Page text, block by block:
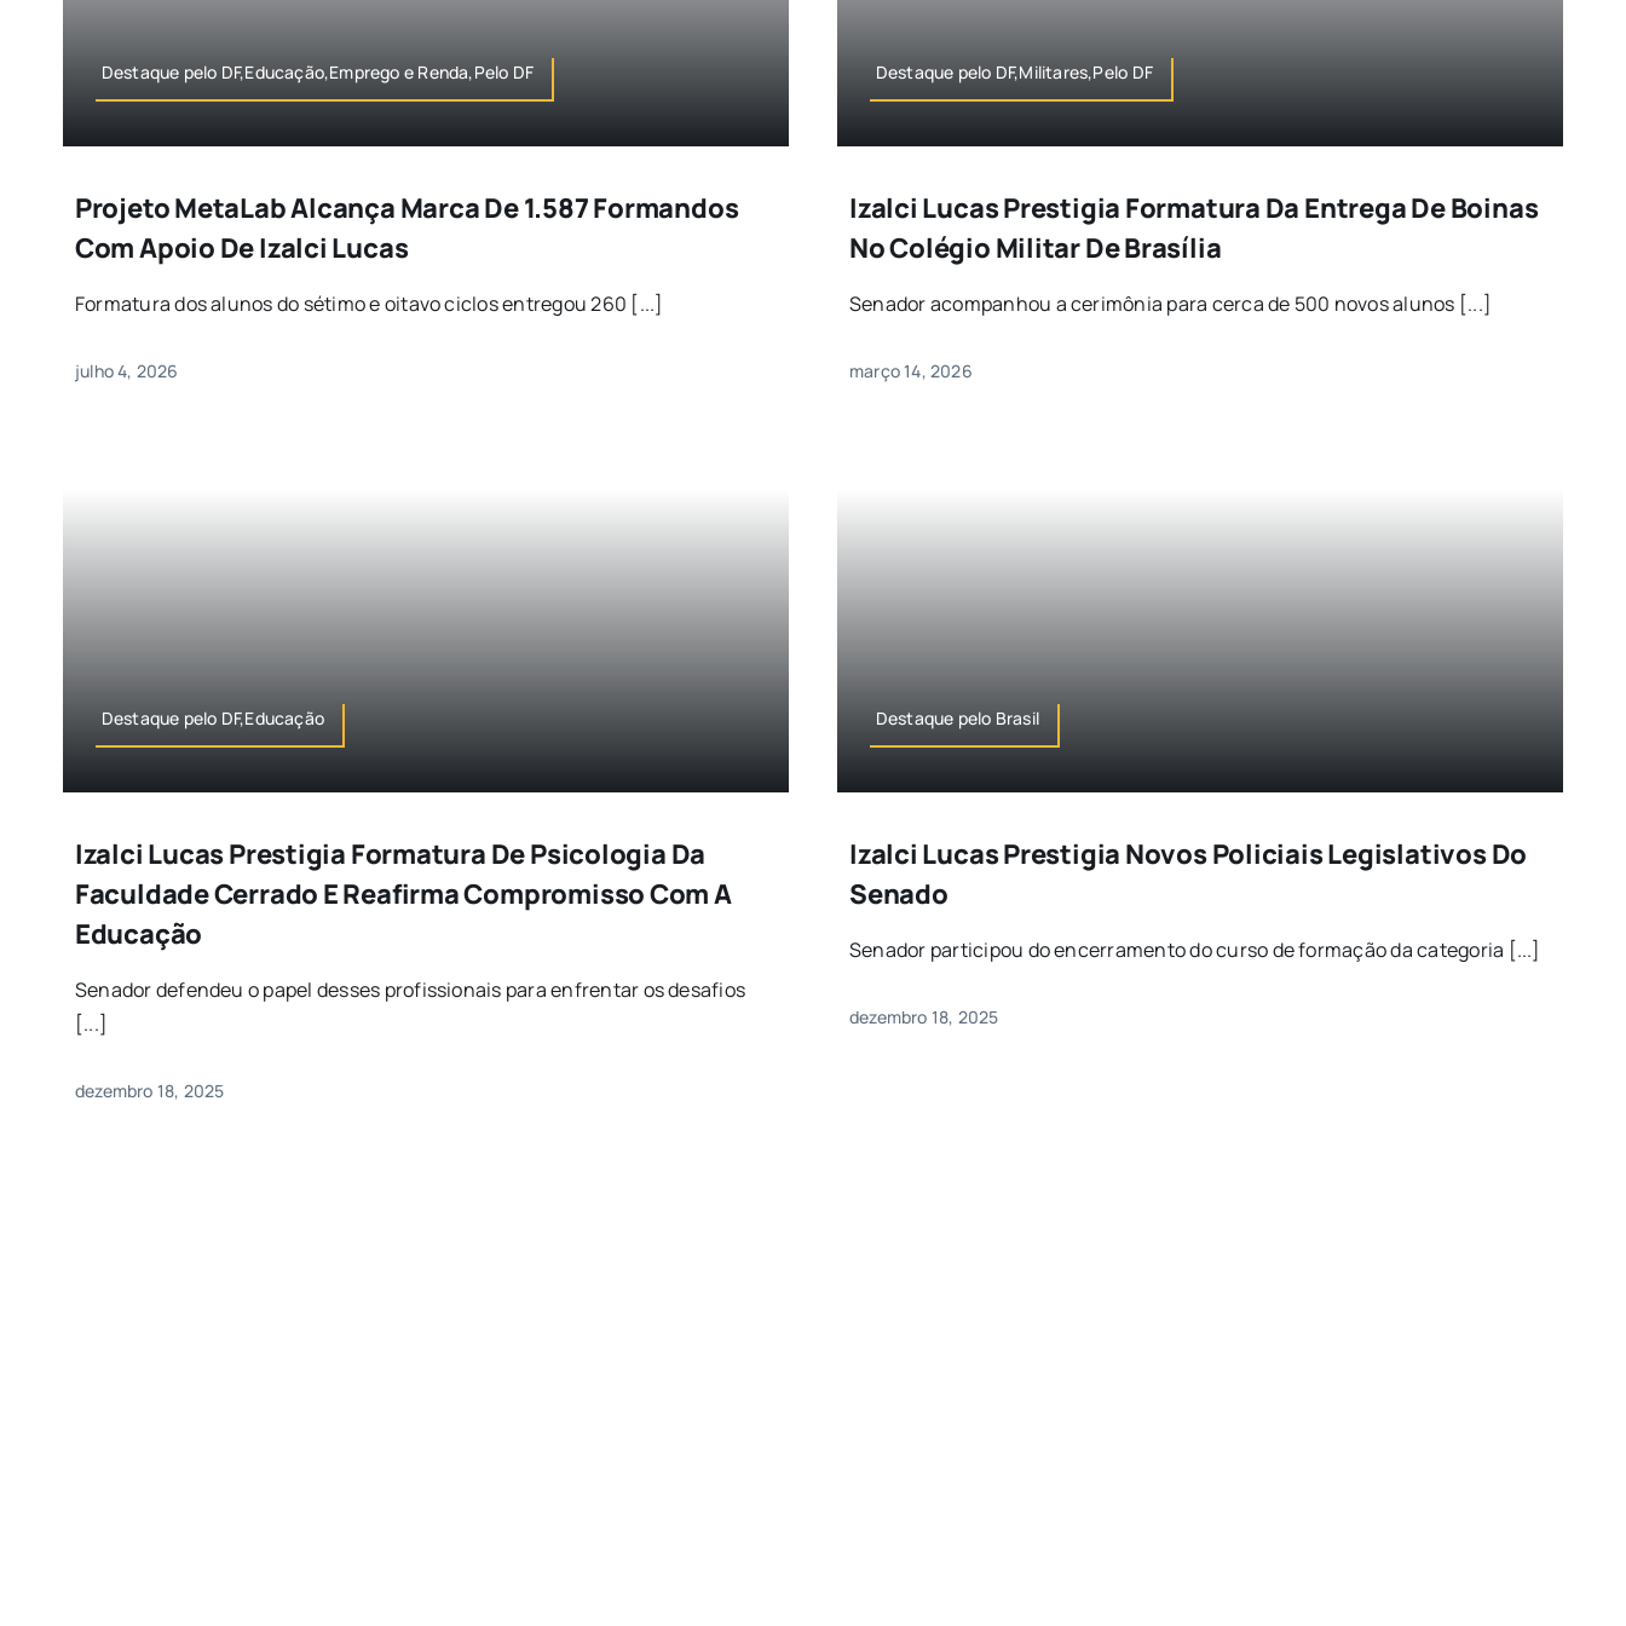
Destaque pelo DF,Educação,Emprego e Renda,Pelo DF
Projeto MetaLab Alcança Marca De 1.587 Formandos
Com Apoio De Izalci Lucas
Formatura dos alunos do sétimo e oitavo ciclos entregou 260 [...]
julho 4, 2026
Destaque pelo DF,Militares,Pelo DF
Izalci Lucas Prestigia Formatura Da Entrega De Boinas
No Colégio Militar De Brasília
Senador acompanhou a cerimônia para cerca de 500 novos alunos [...]
março 14, 2026
Destaque pelo DF,Educação
Izalci Lucas Prestigia Formatura De Psicologia Da
Faculdade Cerrado E Reafirma Compromisso Com A
Educação
Senador defendeu o papel desses profissionais para enfrentar os desafios
[...]
dezembro 18, 2025
Destaque pelo Brasil
Izalci Lucas Prestigia Novos Policiais Legislativos Do
Senado
Senador participou do encerramento do curso de formação da categoria [...]
dezembro 18, 2025